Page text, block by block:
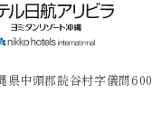
県中頭郡読谷村字儀間600